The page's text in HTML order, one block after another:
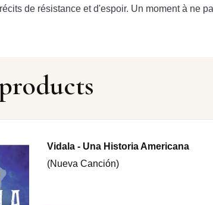
de résistance et d'espoir. Un moment à ne
Vidala - Una Historia Americana
(Nueva Canción)